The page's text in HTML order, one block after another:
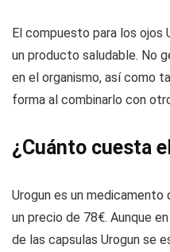
El compuesto para los ojos
un producto saludable. No
en el organismo, así como
forma al combinarlo con
¿Cuánto cuesta
Urogun es un medicamento
un precio de 78€. Aunque
de las capsulas Urogun se